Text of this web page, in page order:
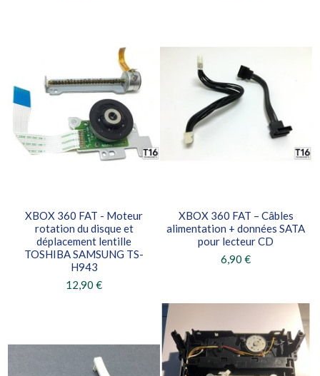
XBOX 360 FAT - Moteur
rotation du disque et
déplacement lentille
TOSHIBA SAMSUNG TS-
H943
12,90 €
XBOX 360 FAT – Câbles
alimentation + données SATA
pour lecteur CD
6,90 €